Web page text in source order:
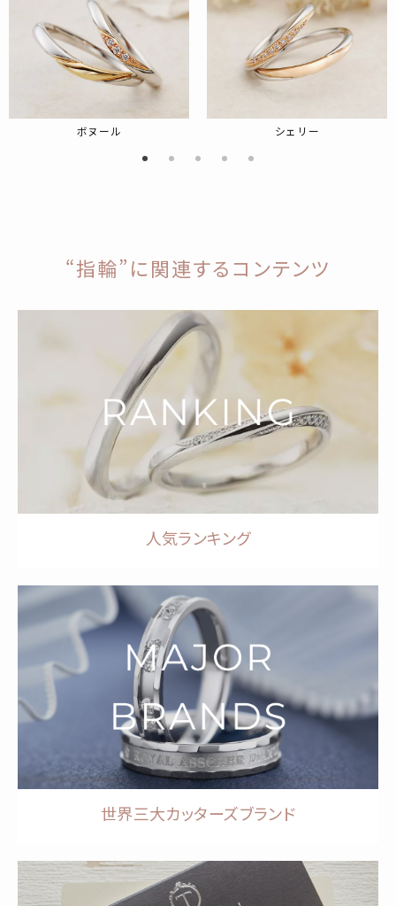
ボヌール シェリー
“指輪”に関連するコンテンツ
人気ランキング
世界三大カッターズブランド